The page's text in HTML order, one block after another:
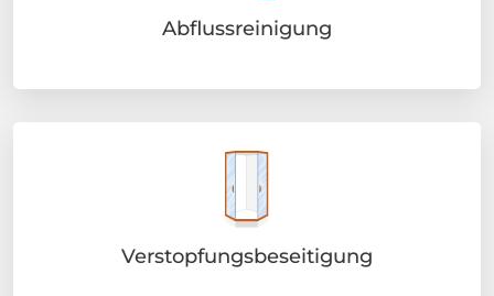
Abflussreinigung
Verstopfungsbeseitigung